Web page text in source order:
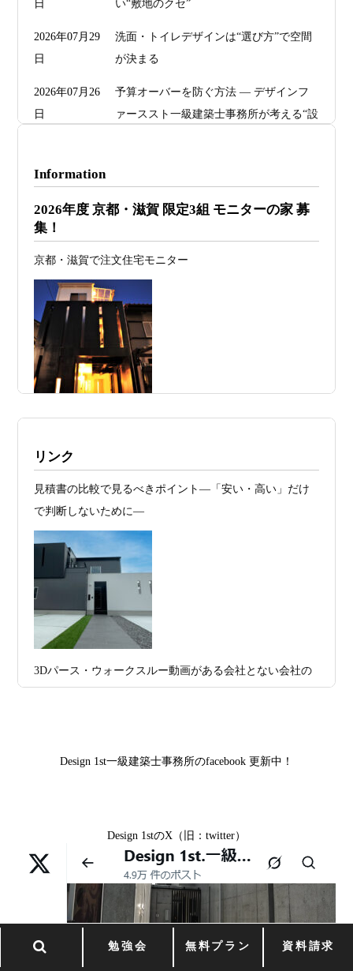
勉強会 無料プラン 資料請求
日
い“敷地のクセ”
2026年07月29
日
洗面・トイレデザインは“選び方”で空間
が決まる
2026年07月26
日
予算オーバーを防ぐ方法 ― デザインフ
ァーススト一級建築士事務所が考える“設
2026年07月24
こそ知っておくべき“建築費が上がる理
2026年07月23
予算が限られていても“美しい家”はつく
れる 削るべき場所・残すべき場所をどう
見極めるか
2026年07月20
日
RC造と木造の本質的な違いと、木造で
RC風デザインを実現するための設計戦略
2026年07月09
日
「自由設計」の本当の意味。どこまで自
由なのか
2026年07月07
【残り1組限定】Design1st.一級建築士事
務所 モニター募集｜“建築家とつくる
ス
2026年07月01
古い間取りを現代の暮らしに合わせる設
（設計力の差が出るポイント）
2026年06月25
部分リフォームを繰り返すと高くつく理
由｜デザインファーストが現場で見てき
た“本当の落とし穴”
2026年06月21
知らないと数100万円損する？新築・リ
Information
2026年度 京都・滋賀 限定3組 モニターの家 募
集！
京都・滋賀で注文住宅モニター
施工例・京都市北区・ハイクラスの家1UP
多数お問合せありがとうございました。2021～
2025年度 京都・滋賀の注文住宅モニター募
お問合せ有難う御座いました。京都市北区I様,京都市中京
区K様,京都市右京区S様,滋賀県大津市T様,京都市中京区A
様,京都市山科区E様,滋賀県大津市S様,滋賀県草津市D様,
京都市中京区M様,京都市北区M様,京都市上京区T様,京都
市中京区E様,滋賀県大津市T様,滋賀県大津市A様,京都市
山科区Y様,京都市中京区I様,京都市山科区D様,滋賀県草津
市S様,京都市北区A様,京都府宇治市I様,京都市中京区N様,
京区H様,京都府宇治市M様,京都市中京区I様,京都府宇治市
中京区T様,京都市北区H様,京都市上京区S様,京都市北区T
様,京都市左京区F様,滋賀県大津市K様,京都市右京区T様,
京都市南区S様,京都市北区O様
Withコロナ時代・どんな家を建てたらいいのか？
ガレージハウスを建てたい！
リンク
見積書の比較で見るべきポイント―「安い・高い」だけ
で判断しないために―
3Dパース・ウォークスルー動画がある会社とない会社の
リフォームとリノベーションの違い― 京都・滋賀で“後悔
しない住まいづくり”を実現するために ―
Design 1st一級建築士事務所のfacebook 更新中！
Design 1stのX（旧：twitter）